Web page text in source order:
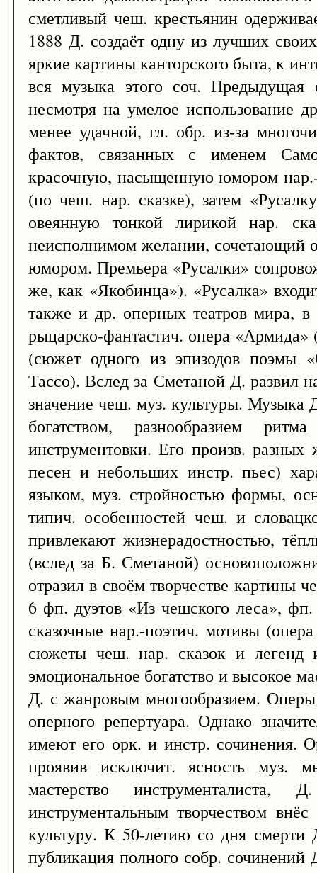
сметливый чеш. крестьянин
1888 Д. создаёт одну из лучших
яркие картины канторского быта, к
вся музыка этого соч.
несмотря на умелое использование
менее удачной, гл. обр. из-за
фактов, связанных с именем
красочную, насыщенную юмором
(по чеш. нар. сказке), затем
овеянную тонкой лирикой нар.
неисполнимом желании, сочетающий
юмором. Премьера «Русалки»
же, как «Якобинца»). «Русалка»
также и др. оперных театров мира,
рыцарско-фантастич. опера
(сюжет одного из эпизодов поэмы
Тассо). Вслед за Сметаной Д. развил
значение чеш. муз. культуры. Музыка
богатством, разнообразием
инструментовки. Его произв.
песен и небольших инстр. пьес)
языком, муз. стройностью формы,
типич. особенностей чеш. и
привлекают жизнерадостностью,
(вслед за Б. Сметаной)
отразил в своём творчестве картины
6 фп. дуэтов «Из чешского леса»,
сказочные нар.-поэтич. мотивы
сюжеты чеш. нар. сказок и легенд
эмоциональное богатство и высокое
Д. с жанровым многообразием.
оперного репертуара. Однако
имеют его орк. и инстр. сочинения.
проявив исключит. ясность муз.
мастерство
инструментальным творчеством
культуру. К 50-летию со дня смерти
публикация полного собр.